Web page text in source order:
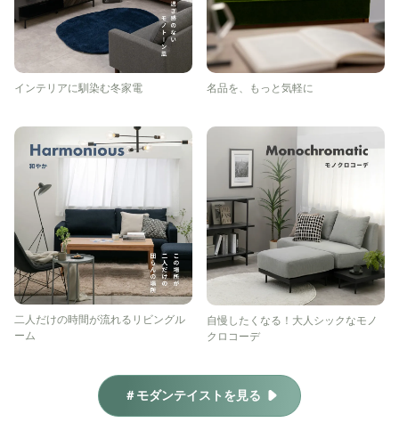
インテリアに馴染む冬家電 名品を、もっと気軽に
二人だけの時間が流れるリビングル
ーム
自慢したくなる！大人シックなモノ
クロコーデ
＃モダンテイストを見る